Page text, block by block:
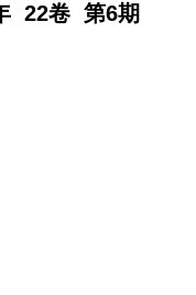
22卷 第6期